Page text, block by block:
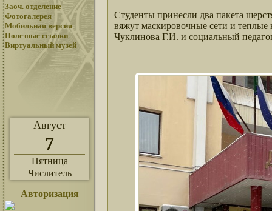
Заоч. отделение
Фотогалерея
Мобильная версия
Полезные ссылки
Виртуальный музей
Август
7
Пятница
Числитель
Авторизация
Студенты принесли два пакета
вяжут маскировочные сети и теплые
Чуклинова Г.И. и социальный